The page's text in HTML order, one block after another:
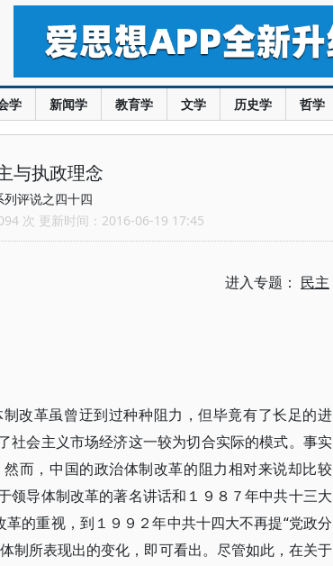
学 新闻学 教育学 文学 历史学 哲学
与执政理念
评说之四十四
次 更新时间：2016-06-19 17:45
进入专题： 民主
改革虽曾迂到过种种阻力，但毕竟有了长足的进
社会主义市场经济这一较为切合实际的模式。事实
而，中国的政治体制改革的阻力相对来说却比较
领导体制改革的著名讲话和１９８７年中共十三大
的重视，到１９９２年中共十四大不再提“党政分
制所表现出的变化，即可看出。尽管如此，在关于